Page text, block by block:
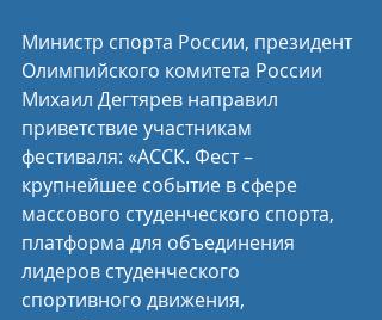
Министр спорта России, президент
Олимпийского комитета России
Михаил Дегтярев направил
приветствие участникам
фестиваля: «АССК. Фест –
крупнейшее событие в сфере
массового студенческого спорта,
платформа для объединения
лидеров студенческого
спортивного движения,